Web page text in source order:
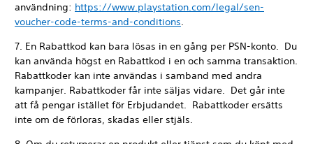
användning: https://www.playstation.com/legal/sen-
voucher-code-terms-and-conditions.
7. En Rabattkod kan bara lösas in en gång per PSN-konto. Du
kan använda högst en Rabattkod i en och samma transaktion.
Rabattkoder kan inte användas i samband med andra
kampanjer. Rabattkoder får inte säljas vidare. Det går inte
att få pengar istället för Erbjudandet. Rabattkoder ersätts
inte om de förloras, skadas eller stjäls.